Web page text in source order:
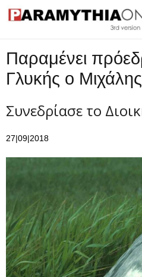
Ροή
Επικοινωνία
Παραμένει
Γλυκής ο
Συνεδρίασε το
27|09|2018